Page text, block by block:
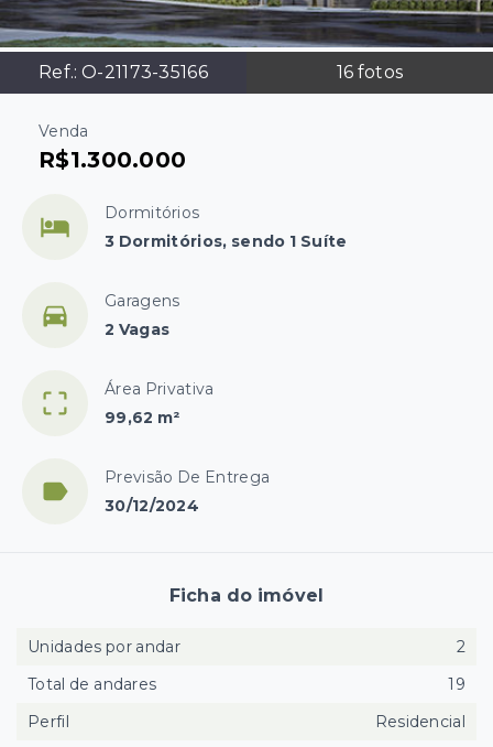
Ref.:O-21173-35166 16 fotos
Venda
R$1.300.000
Dormitórios
3 Dormitórios, sendo 1 Suíte
Garagens
2 Vagas
Área Privativa
99,62 m²
Previsão De Entrega
30/12/2024
Ficha do imóvel
Unidades por andar
2
Total de andares
19
Perfil
Residencial